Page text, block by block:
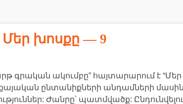
Մեր խոսքը — 9
գրական ակումբը” հայտարարում է “Մեր
ընտանիքների անդամների
Ժանրը՝ պատմվածք: